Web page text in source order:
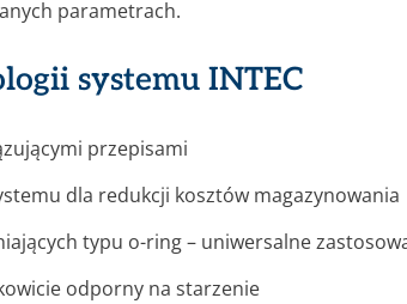
parametrach.
systemu INTEC
przepisami
dla redukcji kosztów magazynowania
typu o-ring – uniwersalne
odporny na starzenie